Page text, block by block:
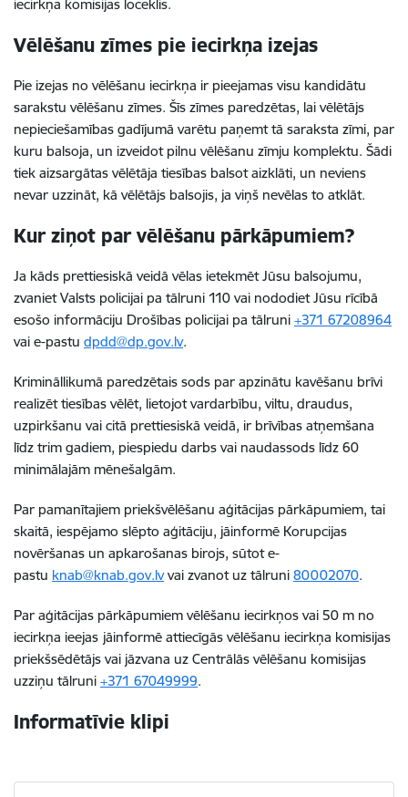
iecirkņa komisijas loceklis.
Vēlēšanu zīmes pie iecirkņa izejas
Pie izejas no vēlēšanu iecirkņa ir pieejamas visu kandidātu
sarakstu vēlēšanu zīmes. Šīs zīmes paredzētas, lai vēlētājs
nepieciešamības gadījumā varētu paņemt tā saraksta zīmi, par
kuru balsoja, un izveidot pilnu vēlēšanu zīmju komplektu. Šādi
tiek aizsargātas vēlētāja tiesības balsot aizklāti, un neviens
nevar uzzināt, kā vēlētājs balsojis, ja viņš nevēlas to atklāt.
Kur ziņot par vēlēšanu pārkāpumiem?
Ja kāds prettiesiskā veidā vēlas ietekmēt Jūsu balsojumu,
zvaniet Valsts policijai pa tālruni 110 vai nododiet Jūsu rīcībā
esošo informāciju Drošības policijai pa tālruni +371 67208964
vai e-pastu dpdd@dp.gov.lv.
Krimināllikumā paredzētais sods par apzinātu kavēšanu brīvi
realizēt tiesības vēlēt, lietojot vardarbību, viltu, draudus,
uzpirkšanu vai citā prettiesiskā veidā, ir brīvības atņemšana
līdz trim gadiem, piespiedu darbs vai naudassods līdz 60
minimālajām mēnešalgām.
Par pamanītajiem priekšvēlēšanu aģitācijas pārkāpumiem, tai
skaitā, iespējamo slēpto aģitāciju, jāinformē Korupcijas
novēršanas un apkarošanas birojs, sūtot e-
pastu knab@knab.gov.lvvai zvanot uz tālruni 80002070.
Par aģitācijas pārkāpumiem vēlēšanu iecirkņos vai 50 m no
iecirkņa ieejas jāinformē attiecīgās vēlēšanu iecirkņa komisijas
priekšsēdētājs vai jāzvana uz Centrālās vēlēšanu komisijas
uzziņu tālruni +371 67049999.
Informatīvie klipi